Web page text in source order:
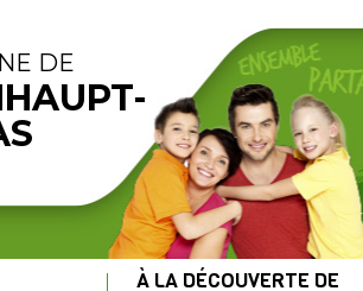
DE
À LA DÉCOUVERTE DE